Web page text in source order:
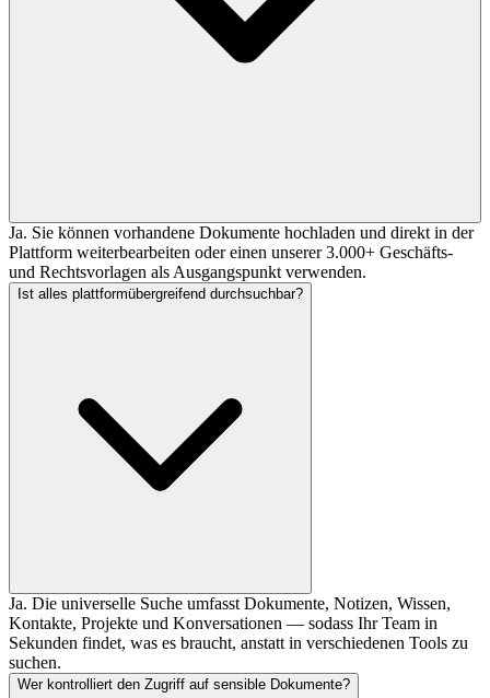
Ja. Sie können vorhandene Dokumente hochladen und direkt in der
Plattform weiterbearbeiten oder einen unserer 3.000+ Geschäfts-
und Rechtsvorlagen als Ausgangspunkt verwenden.
Ist alles plattformübergreifend durchsuchbar?
Ja. Die universelle Suche umfasst Dokumente, Notizen, Wissen,
Kontakte, Projekte und Konversationen — sodass Ihr Team in
Sekunden findet, was es braucht, anstatt in verschiedenen Tools zu
suchen.
Wer kontrolliert den Zugriff auf sensible Dokumente?